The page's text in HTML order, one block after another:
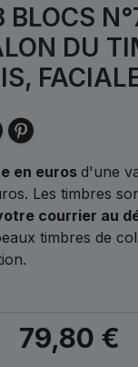
BLOCS
DU
en eurosd'une
Les timbres
courrier au
timbres de
79,80 €